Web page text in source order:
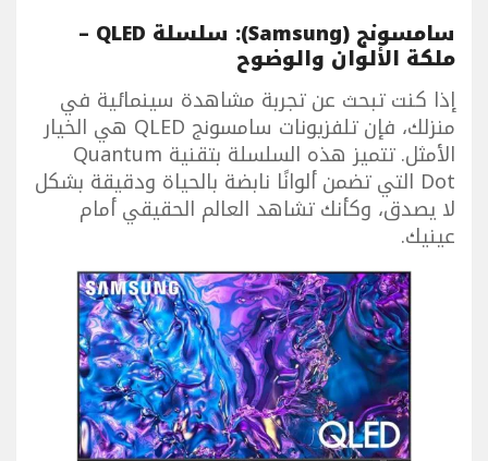
سامسونج (Samsung): سلسلة QLED –
ملكة الألوان والوضوح
إذا كنت تبحث عن تجربة مشاهدة سينمائية في
منزلك، فإن تلفزيونات سامسونج QLED هي الخيار
الأمثل. تتميز هذه السلسلة بتقنية Quantum
Dot التي تضمن ألوانًا نابضة بالحياة ودقيقة بشكل
لا يصدق، وكأنك تشاهد العالم الحقيقي أمام
عينيك.